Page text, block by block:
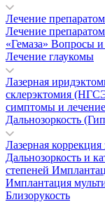
Лечение
Лечение
«Гемаза» Вопросы и
Лечение глаукомы
Лазерная
склерэктомия
симптомы и лечение
Дальнозоркость
Лазерная
Дальнозоркость и
степеней
Имплантация
Близорукость